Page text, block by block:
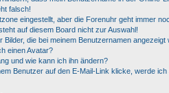
falsch!
eingestellt, aber die Forenuhr geht immer
auf diesem Board nicht zur Auswahl!
Bilder, die bei meinem Benutzernamen angezeigt
einen Avatar?
und wie kann ich ihn ändern?
Benutzer auf den E-Mail-Link klicke, werde